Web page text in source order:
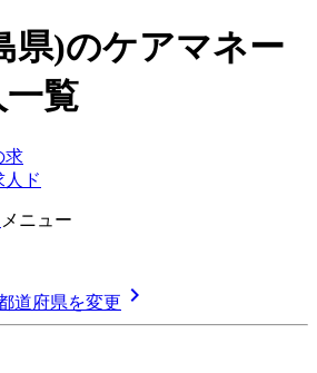
県)のケアマネー
覧
メニュー
道府県を変更 